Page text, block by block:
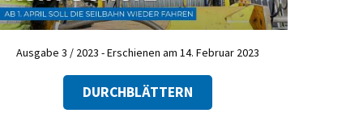
Ausgabe 3 / 2023 - Erschienen am 14. Februar 2023
DURCHBLÄTTERN